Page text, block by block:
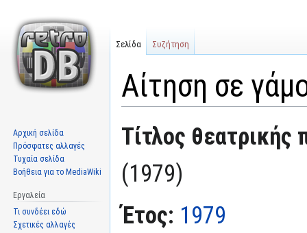
Αίτηση σε
Μετάβαση
στην
Πήδηση
στην
Τίτλος θεατρικής
(1979)
Έτος: 1979
Σελίδα Συζήτηση
Αρχική σελίδα
Πρόσφατες αλλαγές
Τυχαία σελίδα
Βοήθεια για το MediaWiki
Εργαλεία
Τι συνδέει εδώ
Σχετικές αλλαγές